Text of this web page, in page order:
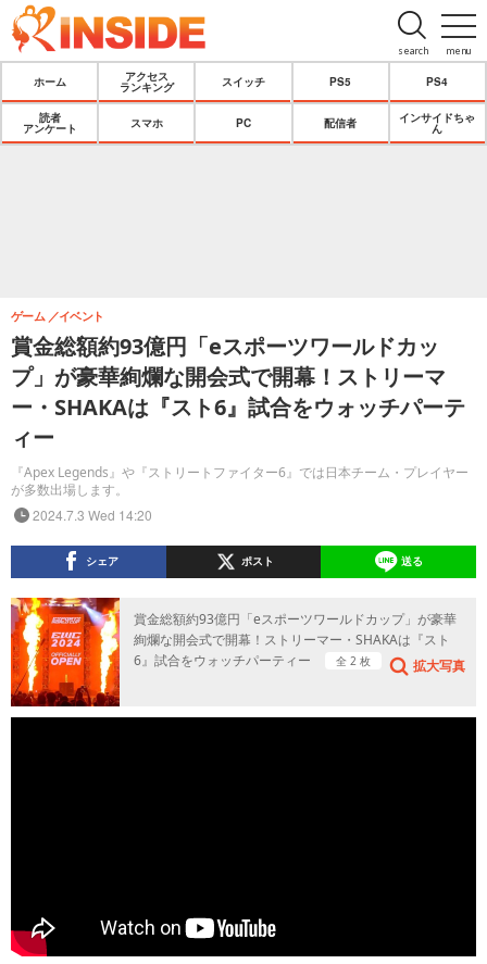
menu
search
ホーム
アクセス
ランキング
スイッチ PS5 PS4
読者
アンケート
スマホ PC 配信者
インサイドちゃ
ん
賞金総額約93億円「eスポーツワールドカッ
プ」が豪華絢爛な開会式で開幕！ストリーマ
ー・SHAKAは『スト6』試合をウォッチパーテ
ィー
『Apex Legends』や『ストリートファイター6』では日本チーム・プレイヤー
が多数出場します。
ゲーム イベント
2024.7.3 Wed 14:20
シェア ポスト 送る
賞金総額約93億円「eスポーツワールドカップ」が豪華
絢爛な開会式で開幕！ストリーマー・SHAKAは『スト
6』試合をウォッチパーティー
全 2 枚 拡大写真